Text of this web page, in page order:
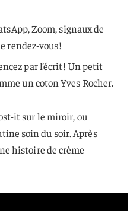
Zoom, signaux de
rendez-vous !
par l’écrit ! Un petit
un coton Yves Rocher.
it sur le miroir, ou
soin du soir. Après
histoire de crème